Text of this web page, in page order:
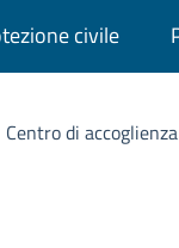
civile
Centro di accoglienza